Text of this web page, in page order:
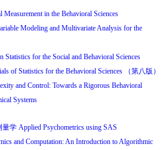
in the Behavioral Sciences
Modeling and Multivariate Analysis for the
for the Social and Behavioral Sciences
of Statistics for the Behavioral Sciences （第八版）
and Control: Towards a Rigorous Behavioral
Systems
学 Applied Psychometrics using SAS
and Computation: An Introduction to Algorithmic